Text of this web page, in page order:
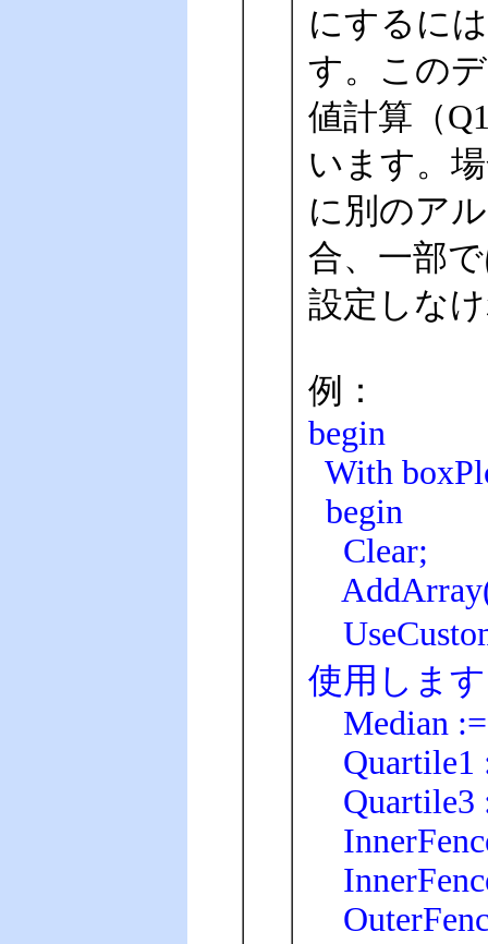
にするに
す。この
値計算（
います。
に別のア
合、一部
設定しな
例：
begin
With
begin
Clear;
使用しま
Median
Quartile1
Quartile3